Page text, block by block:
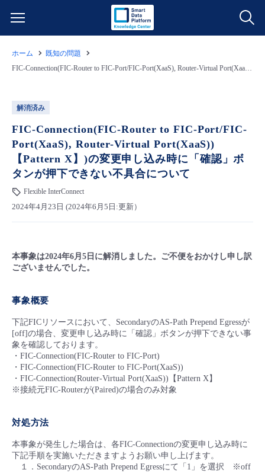
サービス一覧
クラウド/サーバー
ネットワーク
IoT
サポート
管理機能
すべてのメニューを見る
データ利活用
クラウド/サーバー
ネットワーク
モニタリング/監査
サポート
管理機能
すべてのメニューを見る
料金情報
料金シミュレーター
データ利活用
ネットワーク
IoT
モニタリング/監査
サポート
ご利用開始ガイド
■ 管理機能
■ セットアップガイド
- 新規お申し込み方法
- 初期設定・確認
- ユーザー機能の管理
- セキュリティ・監査
- データと分析
- IoT
- マルチクラウド利用
- リモートワーク
- ITインフラストラクチャー
- その他
サービス稼働状況
故障/メンテナンス履歴
メンテナンス予定
定期メンテナンス
販売パートナー向けプログラム
協業パートナー
トレーニング/操作動画
脱炭素化
ホーム
既知の問題
FIC-Connection(FIC-Router to FIC-Port/FIC-Port(XaaS), Router-Virtual Port(XaaS))【Pattern X】)の変更申し込み時に「確認」ボタンが押下できない不具合について
解消済み
FIC-Connection(FIC-Router to FIC-Port/FIC-
Port(XaaS), Router-Virtual Port(XaaS))
【Pattern X】)の変更申し込み時に「確認」ボ
タンが押下できない不具合について
Flexible InterConnect
2024年4月23日 (2024年6月5日:更新）
本事象は2024年6月5日に解消しました。ご不便をおかけし申し訳
ございませんでした。
事象概要
下記FICリソースにおいて、SecondaryのAS-Path Prepend Egressが
[off]の場合、変更申し込み時に「確認」ボタンが押下できない事
象を確認しております。
・FIC-Connection(FIC-Router to FIC-Port)
・FIC-Connection(FIC-Router to FIC-Port(XaaS))
・FIC-Connection(Router-Virtual Port(XaaS))【Pattern X】
※接続元FIC-Routerが(Paired)の場合のみ対象
対処方法
本事象が発生した場合は、各FIC-Connectionの変更申し込み時に
下記手順を実施いただきますようお願い申し上げます。
１．SecondaryのAS-Path Prepend Egressにて「1」を選択 ※off